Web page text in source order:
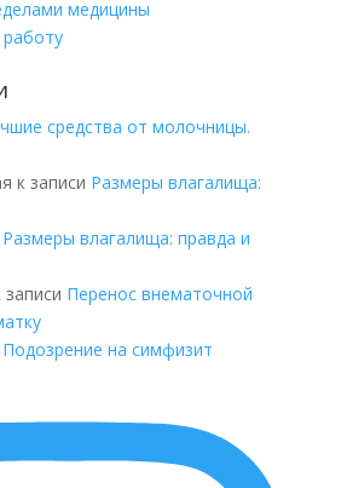
медицины
средства от молочницы.
к записи Размеры влагалища:
Размеры влагалища: правда и
записи Перенос внематочной
Подозрение на симфизит